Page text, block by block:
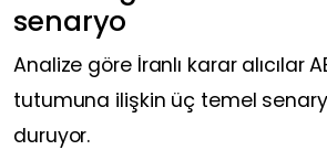
senaryo
Analize göre İranlı karar alıcılar
tutumuna ilişkin üç temel
duruyor.